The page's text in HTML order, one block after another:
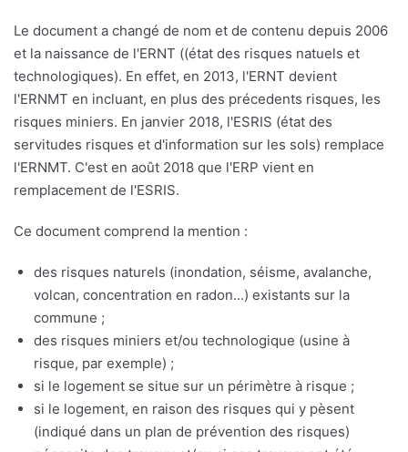
Le document a changé de nom et de contenu depuis 2006
et la naissance de l'ERNT ((état des risques natuels et
technologiques). En effet, en 2013, l'ERNT devient
l'ERNMT en incluant, en plus des précedents risques, les
risques miniers. En janvier 2018, l'ESRIS (état des
servitudes risques et d'information sur les sols) remplace
l'ERNMT. C'est en août 2018 que l'ERP vient en
remplacement de l'ESRIS.
Ce document comprend la mention :
des risques naturels (inondation, séisme, avalanche,
volcan, concentration en radon...) existants sur la
commune ;
des risques miniers et/ou technologique (usine à
risque, par exemple) ;
si le logement se situe sur un périmètre à risque ;
si le logement, en raison des risques qui y pèsent
(indiqué dans un plan de prévention des risques)